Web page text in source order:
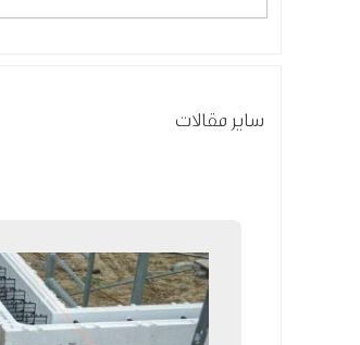
سایر مقالات